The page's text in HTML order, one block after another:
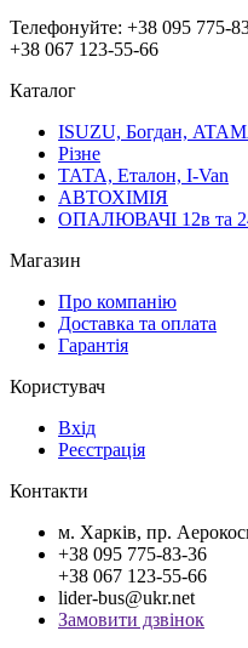
Телефонуйте: +38 095 775-
+38 067 123-55-66
Каталог
ISUZU, Богдан,
Різне
ТАТА, Еталон, I-Van
АВТОХІМІЯ
ОПАЛЮВАЧІ 12в та
Магазин
Про компанію
Доставка та оплата
Гарантія
Користувач
Вхід
Реєстрація
Контакти
м. Харків, пр.
+38 095 775-83-36
+38 067 123-55-66
lider-bus@ukr.net
Замовити дзвінок